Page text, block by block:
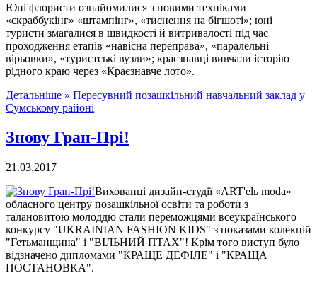
Юні флористи ознайомилися з новими техніками
«скраббукінг» «штампінг», «тиснення на бігшоті»; юні
туристи змагалися в швидкості й витривалості під час
проходження етапів «навісна переправа», «паралельні
вірьовки», «туристські вузли»; краєзнавці вивчали історію
рідного краю через «Краєзнавче лото».
Детальніше » Пересувний позашкільний навчальний заклад у
Сумському районі
Знову Гран-Прі!
21.03.2017
Вихованці дизайн-студії «ART'elь moda»
обласного центру позашкільної освіти та роботи з
талановитою молоддю стали переможцями всеукраїнського
конкурсу "UKRAINIAN FASHION KIDS" з показами колекцій
"Гетьманщина" і "ВІЛЬНИЙ ПТАХ"! Крім того виступ було
відзначено дипломами "КРАЩЕ ДЕФІЛЕ" і "КРАЩА
ПОСТАНОВКА".